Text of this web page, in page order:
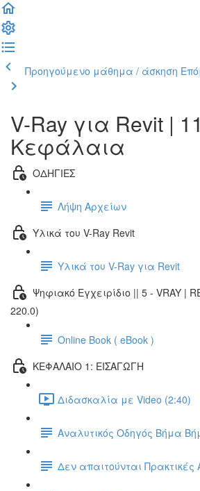
Προηγούμενο μάθημα / άσκηση
V-Ray για Revit |
Κεφάλαια
ΟΔΗΓΙΕΣ
Λήψη Αρχείων
Υλικά του V-Ray Revit
Υλικά του V-Ray για Revit
Ψηφιακό Εγχειρίδιο || 5 - VRAY |
220.0)
Online Book ( eBook )
ΚΕΦΑΛΑΙΟ 1: ΕΙΣΑΓΩΓΗ
Διδασκαλία με Video (2:40)
Αναλυτικός Οδηγός Βήμα
Δεν απαιτούνται Πρακτικές